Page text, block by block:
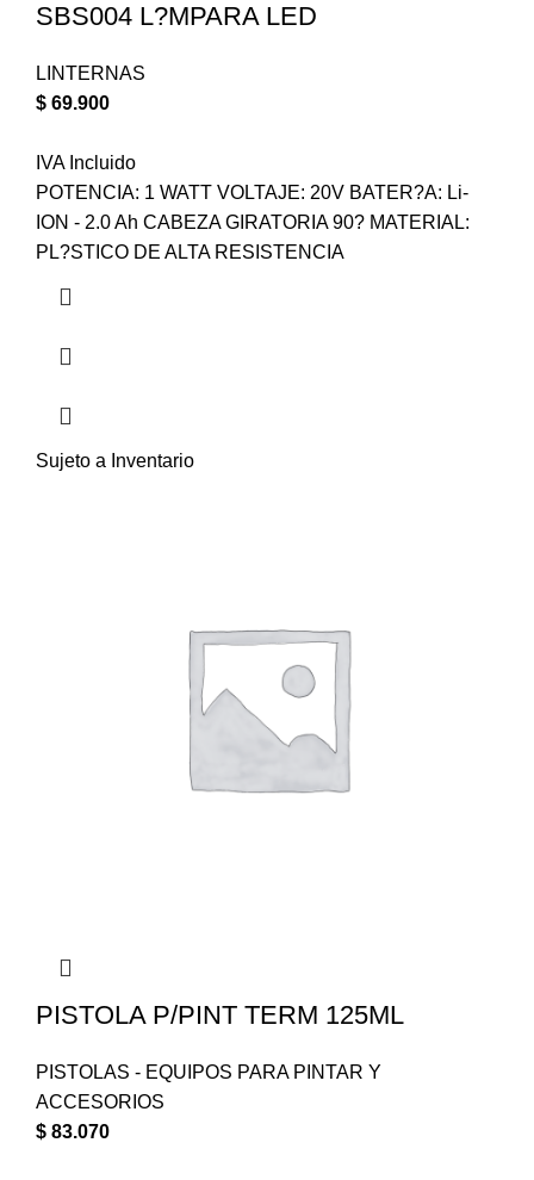
SBS004 L?MPARA LED
LINTERNAS
$ 69.900
IVA Incluido
POTENCIA: 1 WATT VOLTAJE: 20V BATER?A: Li-
ION - 2.0 Ah CABEZA GIRATORIA 90? MATERIAL:
PL?STICO DE ALTA RESISTENCIA
Sujeto a Inventario
PISTOLA P/PINT TERM 125ML
PISTOLAS - EQUIPOS PARA PINTAR Y
ACCESORIOS
$ 83.070